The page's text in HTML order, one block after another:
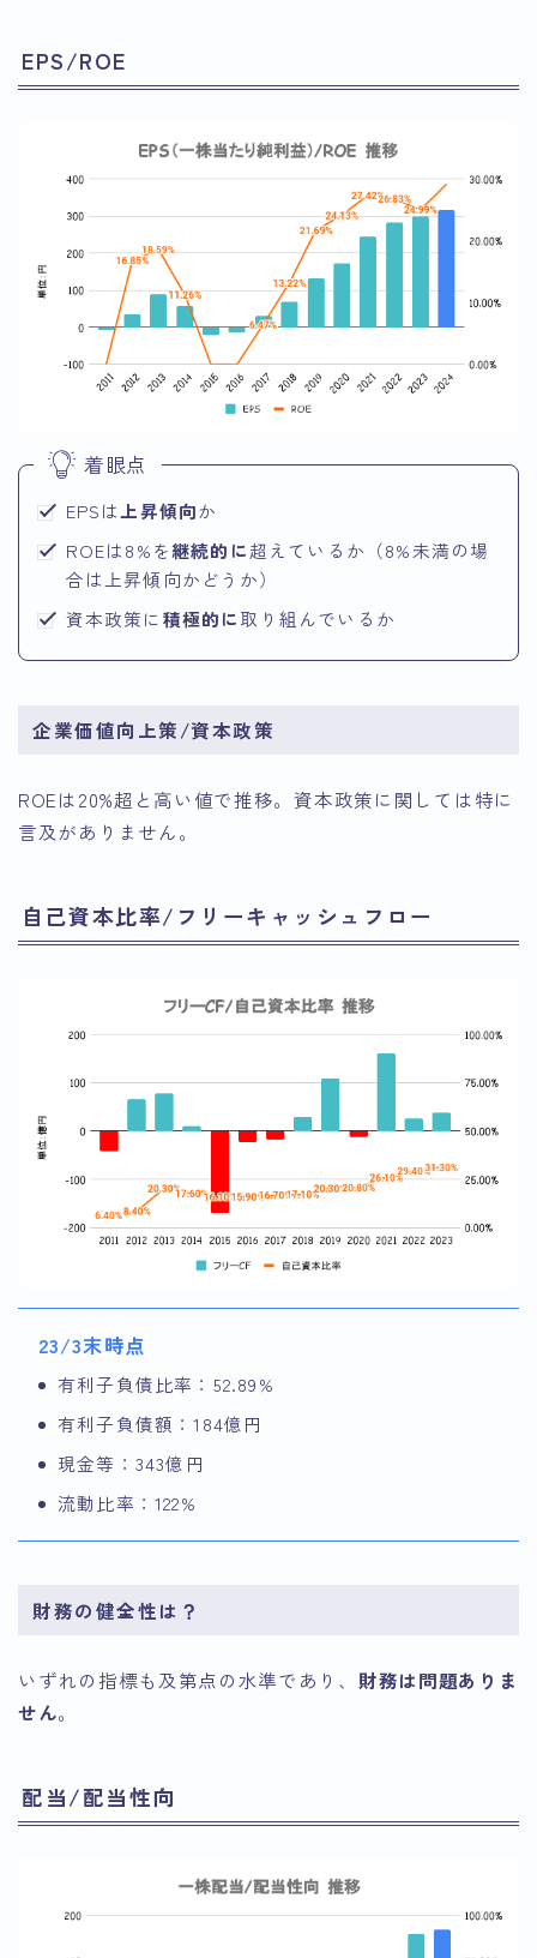
EPS/ROE
着眼点
EPSは上昇傾向か
ROEは8%を継続的に超えているか（8%未満の場
合は上昇傾向かどうか）
資本政策に積極的に取り組んでいるか
企業価値向上策/資本政策
ROEは20%超と高い値で推移。資本政策に関しては特に
言及がありません。
自己資本比率/フリーキャッシュフロー
23/3末時点
有利子負債比率：52.89%
有利子負債額：184億円
現金等：343億円
流動比率：122%
財務の健全性は？
いずれの指標も及第点の水準であり、 財務は問題ありま
せん。
配当/配当性向